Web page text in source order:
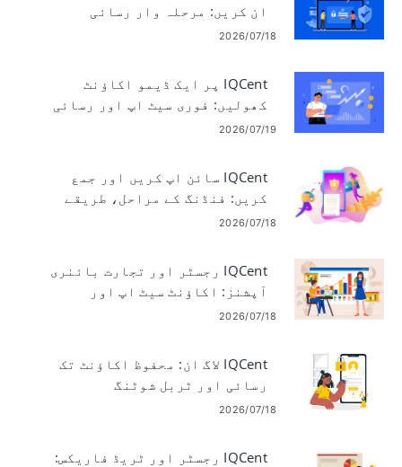
ان کریں: مرحلہ وار رسائی
2026/07/18
IQCent پر ایک ڈیمو اکاؤنٹ
کھولیں: فوری سیٹ اپ اور رسائی
2026/07/19
IQCent سائن اپ کریں اور جمع
کریں: فنڈنگ ​​کے مراحل، طریقے
اور حدود
2026/07/18
IQCent رجسٹر اور تجارت بائنری
آپشنز: اکاؤنٹ سیٹ اپ اور
ٹریڈنگ
2026/07/18
IQCent لاگ ان: محفوظ اکاؤنٹ تک
رسائی اور ٹربل شوٹنگ
2026/07/18
IQCent رجسٹر اور ٹریڈ فاریکس: